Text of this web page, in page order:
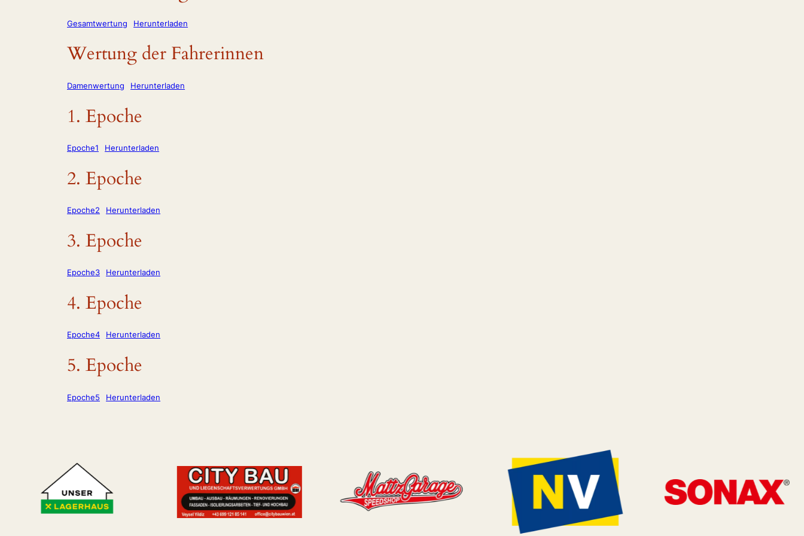
Gesamtwertung Herunterladen
Wertung der Fahrerinnen
Damenwertung Herunterladen
1. Epoche
Epoche1 Herunterladen
2. Epoche
Epoche2 Herunterladen
3. Epoche
Epoche3 Herunterladen
4. Epoche
Epoche4 Herunterladen
5. Epoche
Epoche5 Herunterladen